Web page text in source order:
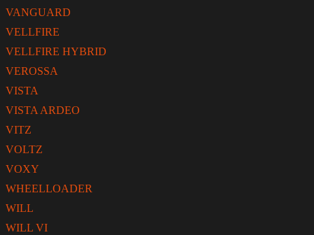
VANGUARD
VELLFIRE
VELLFIRE HYBRID
VEROSSA
VISTA
VISTA ARDEO
VITZ
VOLTZ
VOXY
WHEELLOADER
WILL
WILL VI